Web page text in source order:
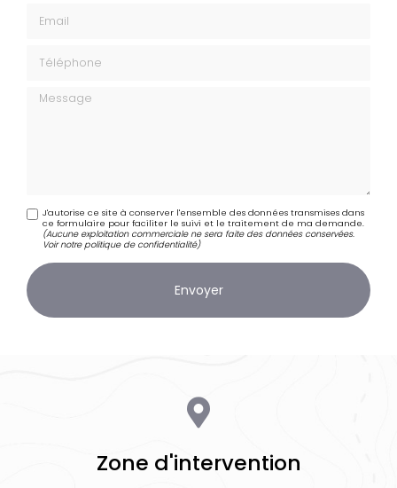
Message
J'autorise ce site à conserver l'ensemble des données transmises dans
ce formulaire pour faciliter le suivi et le traitement de ma demande.
(Aucune exploitation commerciale ne sera faite des données conservées.
Voir notrepolitique de confidentialité)
Zone d'intervention